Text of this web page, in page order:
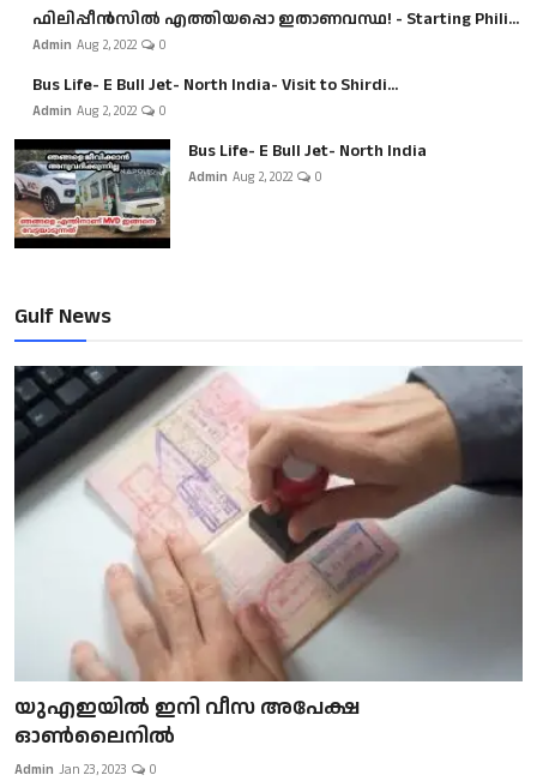
ഫിലിപ്പീൻസിൽ എത്തിയപ്പൊ ഇതാണവസ്ഥ! - Starting Phili...
Admin Aug 2, 2022 0
Bus Life- E Bull Jet- North India- Visit to Shirdi...
Admin Aug 2, 2022 0
Bus Life- E Bull Jet- North India
Admin Aug 2, 2022 0
Gulf News
യുഎഇയിൽ ഇനി വീസ അപേക്ഷ
ഓൺലൈനിൽ
Admin Jan 23, 2023 0